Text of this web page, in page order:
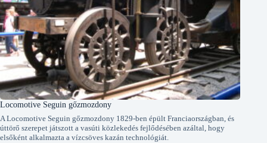
Locomotive Seguin gőzmozdony
A Locomotive Seguin gőzmozdony 1829-ben épült Franciaországban, és
úttörő szerepet játszott a vasúti közlekedés fejlődésében azáltal, hogy
elsőként alkalmazta a vízcsöves kazán technológiát.